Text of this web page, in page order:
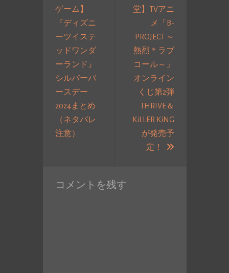
ゲーム】
『ディズニ
ーツイステ
ッドワンダ
ーランド』
シルバーバ
ースデー
2024まとめ
（ネタバレ
注意）
稿:
堂】TVアニ
メ「B-
PROJECT ～
熱烈＊ラブ
コール～」
オンライン
くじ第2弾
THRIVE＆
KiLLER KiNG
が発売予
定！
次
コメントを残す